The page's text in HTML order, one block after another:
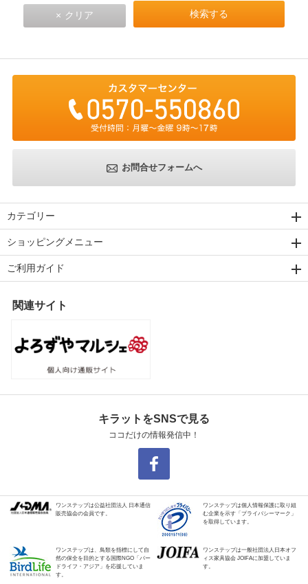
お問合せフォームへ
カテゴリー
ショッピングメニュー
ご利用ガイド
関連サイト
キラットをSNSで見る
ココだけの情報発信中！
ワンステップは公益社団法人 日本通信
販売協会の会員です。
ワンステップは個人情報保護に取り組
む企業を示す「プライバシーマーク」
を取得しています。
ワンステップは、鳥類を指標にして自
然の保全を目的とする国際NGO「バー
ドライフ・アジア」を応援していま
す。
ワンステップは一般社団法人日本オフ
ィス家具協会 JOIFAに加盟していま
す。